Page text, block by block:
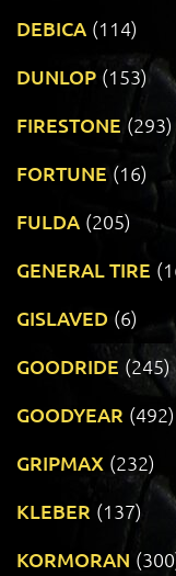
DEBICA (114)
DUNLOP (153)
FIRESTONE (293)
FORTUNE (16)
FULDA (205)
GENERAL TIRE
GISLAVED (6)
GOODRIDE (245)
GOODYEAR (492)
GRIPMAX (232)
KLEBER (137)
KORMORAN